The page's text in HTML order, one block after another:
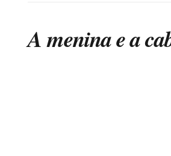
A menina e a